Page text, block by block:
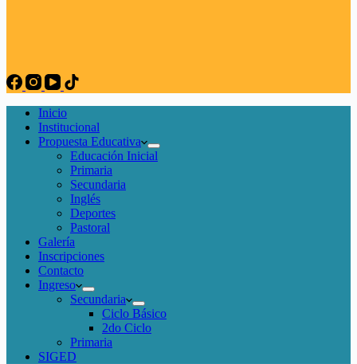
Inicio
Institucional
Propuesta Educativa
Educación Inicial
Primaria
Secundaria
Inglés
Deportes
Pastoral
Galería
Inscripciones
Contacto
Ingreso
Secundaria
Ciclo Básico
2do Ciclo
Primaria
SIGED